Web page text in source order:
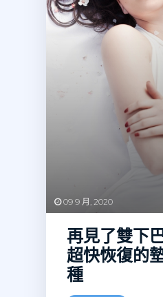
09 9 月, 2020
再見了雙下
超快恢復的
種